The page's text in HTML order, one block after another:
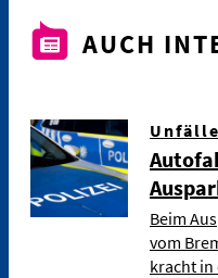
AUCH
Unfälle
Beim
vom
kracht